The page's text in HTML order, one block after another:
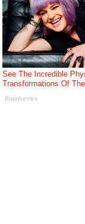
Messi Anak Emas
Bagaimana